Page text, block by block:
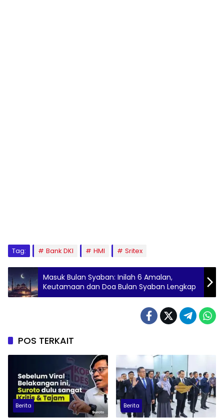
Tag: Bank DKI HMI Sritex
Masuk Bulan Syaban: Inilah 6 Amalan,
Keutamaan dan Doa Bulan Syaban Lengkap
POS TERKAIT
Berita Berita